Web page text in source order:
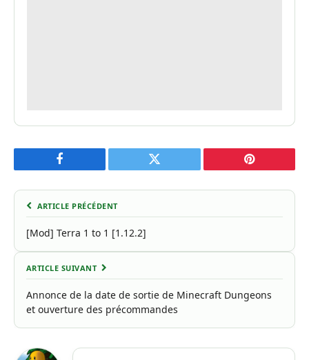
Facebook Twitter Pinterest
ARTICLE PRÉCÉDENT
[Mod] Terra 1 to 1 [1.12.2]
ARTICLE SUIVANT
Annonce de la date de sortie de Minecraft Dungeons
et ouverture des précommandes